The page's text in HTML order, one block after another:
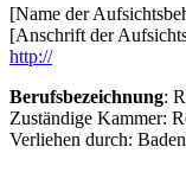
[Name der
[Anschrift der
http://
Berufsbezeichnung:
Zuständige Kammer:
Verliehen durch: